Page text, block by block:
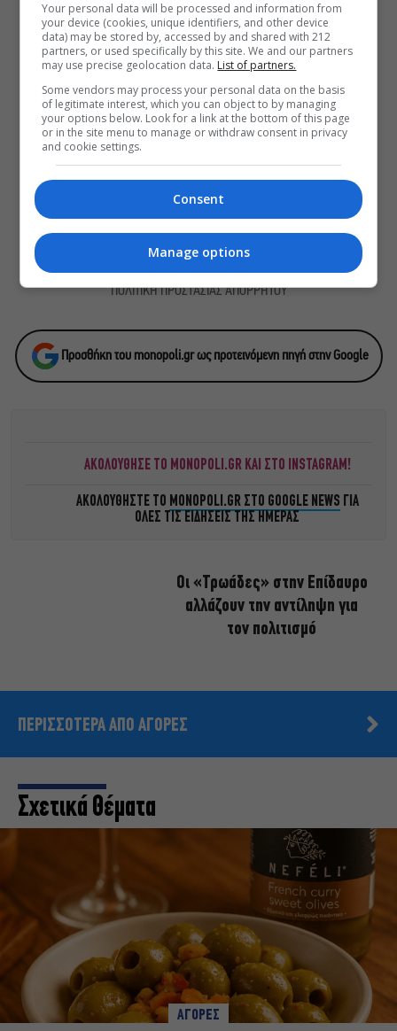
με φόντο το απέραντο γαλάζιο
Η Μαύρη Σαμπούκα γίνεται iconic
και έρχεται στο Θέατρο Λυκαβηττού
για μια μόνο παράσταση
ΕΓΓΡΑΦΕΙΤΕ ΣΤΟ NEWSLETTER ΜΑΣ
Βρες καθημερινά στο email σου τα πιο δημοφιλή θέματα
του Monopoli.gr και ό,τι καλύτερο συμβαίνει στην πόλη!
ΠΟΛΙΤΙΚΗ ΠΡΟΣΤΑΣΙΑΣ ΑΠΟΡΡΗΤΟΥ
Προσθήκη του monopoli.gr ως προτεινόμενη πηγή στην Google
ΑΚΟΛΟΥΘΗΣΕ ΤΟ MONOPOLI.GR ΚΑΙ ΣΤΟ INSTAGRAM!
ΑΚΟΛΟΥΘΗΣΤΕ ΤΟ MONOPOLI.GR ΣΤΟ GOOGLE NEWS ΓΙΑ
ΟΛΕΣ ΤΙΣ ΕΙΔΗΣΕΙΣ ΤΗΣ ΗΜΕΡΑΣ
Οι «Τρωάδες» στην Επίδαυρο
αλλάζουν την αντίληψη για
τον πολιτισμό
ΠΕΡΙΣΣΟΤΕΡΑ ΑΠΟ ΑΓΟΡΕΣ
Σχετικά Θέματα
ΑΓΟΡΕΣ
Your personal data will be processed and information from
your device (cookies, unique identifiers, and other device
data) may be stored by, accessed by and shared with 212
partners, or used specifically by this site. We and our partners
may use precise geolocation data. List of partners.
Some vendors may process your personal data on the basis
of legitimate interest, which you can object to by managing
your options below. Look for a link at the bottom of this page
or in the site menu to manage or withdraw consent in privacy
and cookie settings.
Consent
Manage options